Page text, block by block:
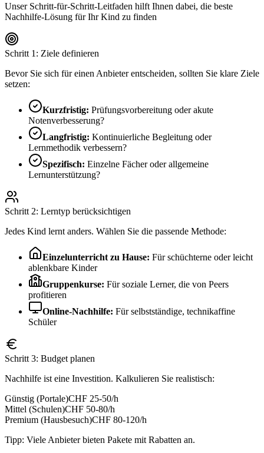
Unser Schritt-für-Schritt-Leitfaden hilft Ihnen dabei, die beste
Nachhilfe-Lösung für Ihr Kind zu finden
Schritt 1: Ziele definieren
Bevor Sie sich für einen Anbieter entscheiden, sollten Sie klare Ziele
setzen:
Kurzfristig: Prüfungsvorbereitung oder akute
Notenverbesserung?
Langfristig: Kontinuierliche Begleitung oder
Lernmethodik verbessern?
Spezifisch: Einzelne Fächer oder allgemeine
Lernunterstützung?
Schritt 2: Lerntyp berücksichtigen
Jedes Kind lernt anders. Wählen Sie die passende Methode:
Einzelunterricht zu Hause: Für schüchterne oder leicht
ablenkbare Kinder
Gruppenkurse: Für soziale Lerner, die von Peers
profitieren
Online-Nachhilfe: Für selbstständige, technikaffine
Schüler
Schritt 3: Budget planen
Nachhilfe ist eine Investition. Kalkulieren Sie realistisch:
Günstig (Portale)CHF 25-50/h
Mittel (Schulen)CHF 50-80/h
Premium (Hausbesuch)CHF 80-120/h
Tipp: Viele Anbieter bieten Pakete mit Rabatten an.